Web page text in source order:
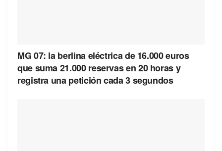
MG 07: la berlina eléctrica de 16.000 euros
que suma 21.000 reservas en 20 horas y
registra una petición cada 3 segundos